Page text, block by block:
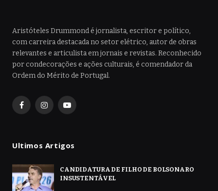
Aristóteles Drummond é jornalista, escritor e político,
com carreira destacada no setor elétrico, autor de obras
relevantes e articulista em jornais e revistas. Reconhecido
por condecorações e ações culturais, é comendador da
Ordem do Mérito de Portugal.
FacebookInstagramYouTube
Ultimos Artigos
CANDIDATURA DE FILHO DE BOLSONARO
INSUSTENTÁVEL